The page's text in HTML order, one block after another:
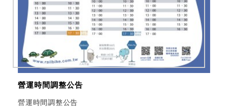
營運時間調整公告
營運時間調整公告